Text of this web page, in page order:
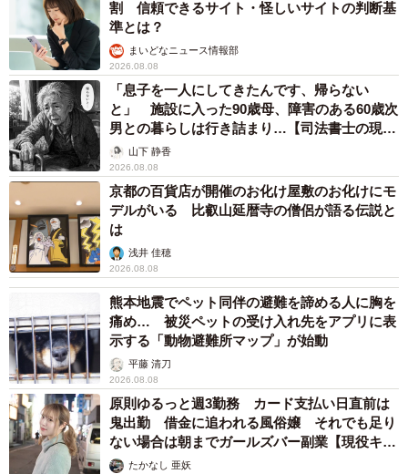
割 信頼できるサイト・怪しいサイトの判断基
準とは？
まいどなニュース情報部
2026.08.08
「息子を一人にしてきたんです、帰らない
と」 施設に入った90歳母、障害のある60歳次
男との暮らしは行き詰まり…【司法書士の現場
から】山下 静香
2026.08.08
京都の百貨店が開催のお化け屋敷のお化けにモ
デルがいる 比叡山延暦寺の僧侶が語る伝説と
は
浅井 佳穂
2026.08.08
熊本地震でペット同伴の避難を諦める人に胸を
痛め… 被災ペットの受け入れ先をアプリに表
示する「動物避難所マップ」が始動
平藤 清刀
2026.08.08
原則ゆるっと週3勤務 カード支払い日直前は
鬼出勤 借金に追われる風俗嬢 それでも足り
ない場合は朝までガールズバー副業【現役キャ
ストに取材】
たかなし 亜妖